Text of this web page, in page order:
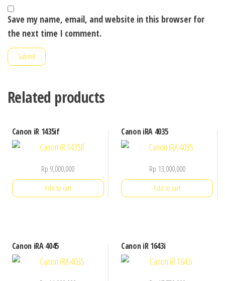
Save my name, email, and website in this browser for
the next time I comment.
Related products
Canon iR 1435if
Rp 9,000,000
Add to cart
Canon iRA 4035
Rp 13,000,000
Add to cart
Canon iRA 4045 Canon iR 1643i